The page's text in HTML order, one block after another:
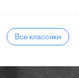
Все классики